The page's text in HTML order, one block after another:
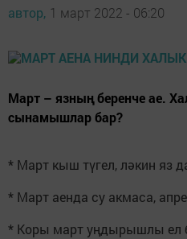
автор, 1 март 2022 - 06:20
Март – язның беренче ае.
сынамышлар бар?
* Март кыш түгел, ләкин яз
* Март аенда су акмаса,
* Коры март уңдырышлы ел